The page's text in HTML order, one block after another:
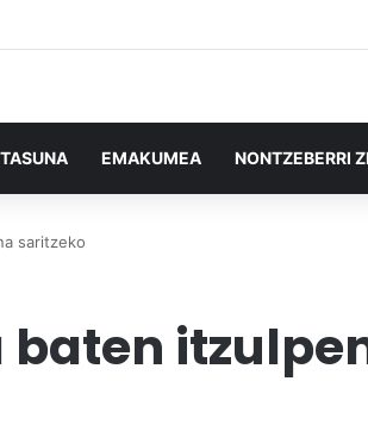
EMAKUMEA NONTZEBERRI
saritzeko
baten